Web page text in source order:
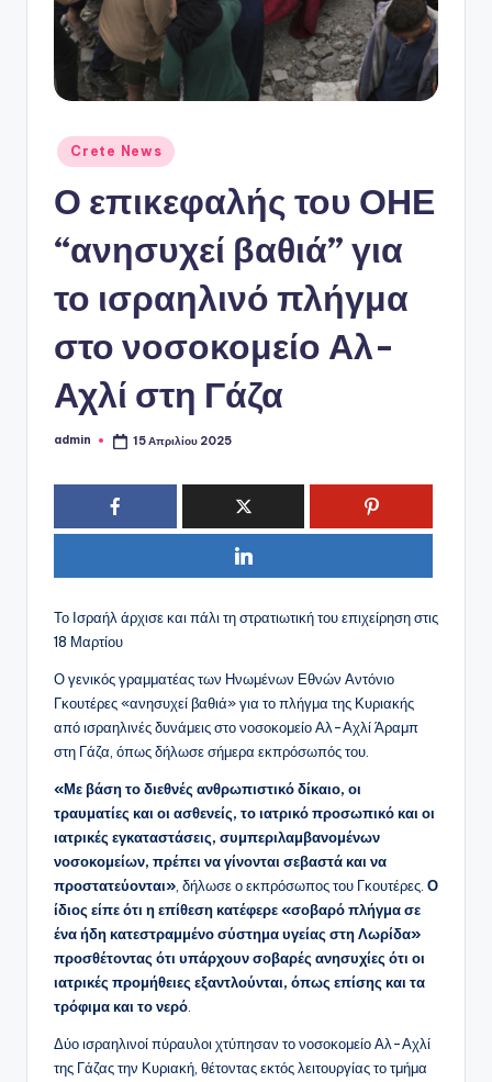
o
Αναρτήθηκε
σε
Crete News
Ο επικεφαλής του ΟΗΕ
“ανησυχεί βαθιά” για
το ισραηλινό πλήγμα
στο νοσοκομείο Αλ-
Αχλί στη Γάζα
Συγγραφέας:
admin 15 Απριλίου 2025
Το Ισραήλ άρχισε και πάλι τη στρατιωτική του επιχείρηση στις
18 Μαρτίου
Ο γενικός γραμματέας των Ηνωμένων Εθνών Αντόνιο
Γκουτέρες «ανησυχεί βαθιά» για το πλήγμα της Κυριακής
από ισραηλινές δυνάμεις στο νοσοκομείο Αλ-Αχλί Άραμπ
στη Γάζα, όπως δήλωσε σήμερα εκπρόσωπός του.
«Με βάση το διεθνές ανθρωπιστικό δίκαιο, οι
τραυματίες και οι ασθενείς, το ιατρικό προσωπικό και οι
ιατρικές εγκαταστάσεις, συμπεριλαμβανομένων
νοσοκομείων, πρέπει να γίνονται σεβαστά και να
προστατεύονται» , δήλωσε ο εκπρόσωπος του Γκουτέρες. Ο
ίδιος είπε ότι η επίθεση κατέφερε «σοβαρό πλήγμα σε
ένα ήδη κατεστραμμένο σύστημα υγείας στη Λωρίδα»
προσθέτοντας ότι υπάρχουν σοβαρές ανησυχίες ότι οι
ιατρικές προμήθειες εξαντλούνται, όπως επίσης και τα
τρόφιμα και το νερό
Δύο ισραηλινοί πύραυλοι χτύπησαν το νοσοκομείο Αλ-Αχλί
της Γάζας την Κυριακή, θέτοντας εκτός λειτουργίας το τμήμα